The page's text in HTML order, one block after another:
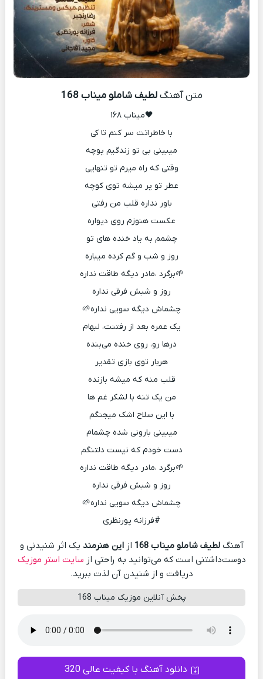
متن آهنگلطیف شاملو میناب 168
🖤میناب ۱۶۸
با خاطراتت سر کنم تا کی
میبینی بی تو زندگیم پوچه
وقتی که راه میرم تو تنهایی
عطر تو پر میشه توی کوچه
باور نداره قلب من رفتی
عکست هنوزم روی دیواره
چشمم به یاد خنده های تو
روز و شب و گم کرده میباره
🌱برگرد ،مادر دیگه طاقت نداره
روز و شبش فرقی نداره
چشماش دیگه سویی نداره🌱
یک عمره بعد از رفتنت، لبهام
درها رو، روی خنده می‌بنده
هربار توی بازی تقدیر
قلب منه که میشه بازنده
من یک تنه با لشکر غم ها
با این سلاح اشک میجنگم
میبینی بارونی شده چشمام
دست خودم که نیست دلتنگم
🌱برگرد ،مادر دیگه طاقت نداره
روز و شبش فرقی نداره
چشماش دیگه سویی نداره🌱
#فرزانه پورنظری
آهنگلطیف شاملو میناب 168 ازاین هنرمند یک اثر شنیدنی و
دوست‌داشتنی است که می‌توانید به راحتی از سایت استر موزیک
دریافت و از شنیدن آن لذت ببرید.
پخش آنلاین موزیک میناب 168
دانلود آهنگ با کیفیت عالی 320